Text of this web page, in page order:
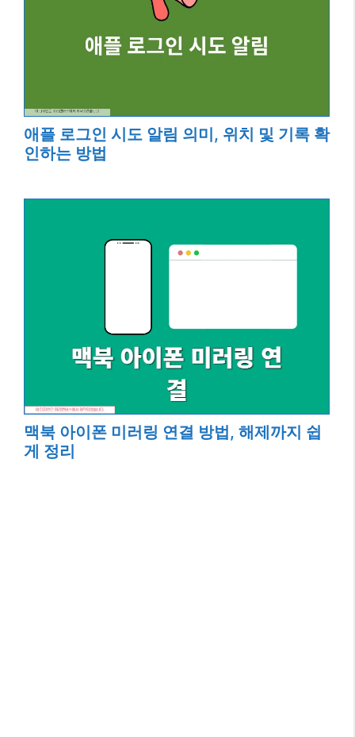
애플 로그인 시도 알림 의미, 위치 및 기록 확
인하는 방법
맥북 아이폰 미러링 연결 방법, 해제까지 쉽
게 정리